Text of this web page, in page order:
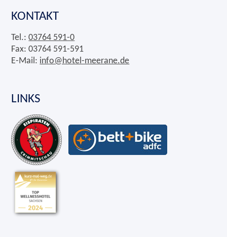
KONTAKT
Tel.:03764 591-0
Fax: 03764 591-591
E-Mail: info@hotel-meerane.de
LINKS